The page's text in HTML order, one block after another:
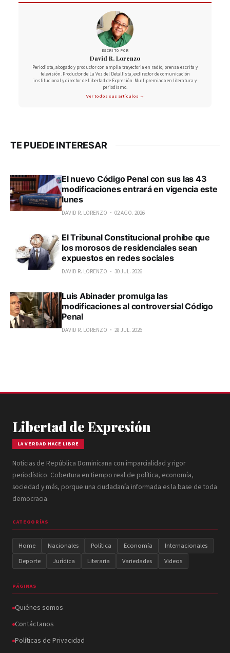
ESCRITO POR
David R. Lorenzo
Periodista, abogado y productor con amplia trayectoria en radio, prensa escrita y
televisión. Productor de La Voz del Detallista, exdirector de comunicación
institucional y director de Libertad de Expresión. Multipremiado en literatura y
periodismo.
Ver todos sus artículos →
TE PUEDE INTERESAR
El nuevo Código Penal con sus las 43
modificaciones entrará en vigencia este
lunes
DAVID R. LORENZO 02 AGO. 2026
El Tribunal Constitucional prohíbe que
los morosos de residenciales sean
expuestos en redes sociales
DAVID R. LORENZO 30 JUL. 2026
Luis Abinader promulga las
modificaciones al controversial Código
Penal
DAVID R. LORENZO 28 JUL. 2026
Libertad de Expresión
LA VERDAD HACE LIBRE
Noticias de República Dominicana con imparcialidad y rigor
periodístico. Cobertura en tiempo real de política, economía,
sociedad y más, porque una ciudadanía informada es la base de toda
democracia.
CATEGORÍAS
Home Nacionales Política Economía
Internacionales
Deporte
Jurídica Literaria Variedades Videos
PÁGINAS
Quiénes somos
Contáctanos
Políticas de Privacidad